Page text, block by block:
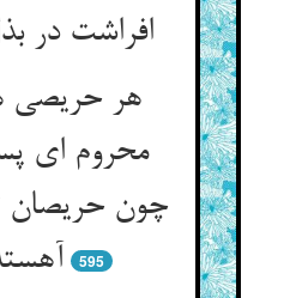
افراشت در
هر
محروم ای
چون حریصان
595